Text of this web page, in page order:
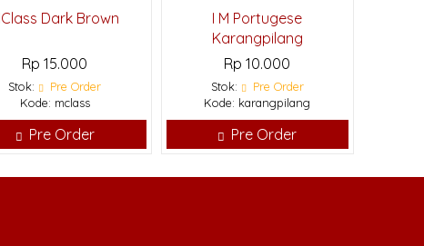
Dark Brown
Rp 15.000
Stok:
Pre Order
Kode: mclass
Pre Order
I M Portugese
Karangpilang
Rp 10.000
Stok:
Pre Order
Kode: karangpilang
Pre Order